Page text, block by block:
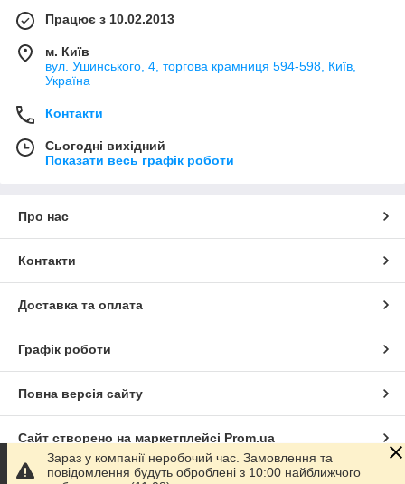
Працює з 10.02.2013
м. Київ
вул. Ушинського, 4, торгова крамниця 594-598, Київ,
Україна
Контакти
Сьогодні вихідний
Показати весь графік роботи
Про нас
Контакти
Доставка та оплата
Графік роботи
Повна версія сайту
Сайт створено на маркетплейсі Prom.ua
Зараз у компанії неробочий час. Замовлення та
повідомлення будуть оброблені з 10:00 найближчого